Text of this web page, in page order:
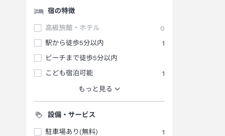
宿の特徴
高級旅館・ホテル
0
駅から徒歩5分以内
1
ビーチまで徒歩5分以内
こども宿泊可能
1
もっと見る
設備・サービス
駐車場あり(無料)
1